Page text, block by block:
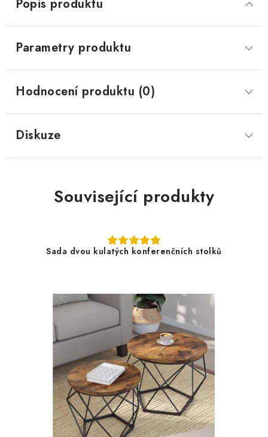
Popis produktu
Parametry produktu
Hodnocení produktu (0)
Diskuze
Související produkty
Sada dvou kulatých konferenčních stolků